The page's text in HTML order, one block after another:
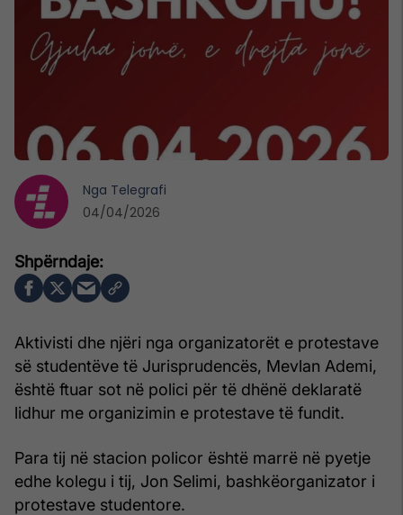
Aktivisti dhe njëri nga organizatorët e protestave
së studentëve të Jurisprudencës, Mevlan Ademi,
është ftuar sot në polici për të dhënë deklaratë
lidhur me organizimin e protestave të fundit.
Para tij në stacion policor është marrë në pyetje
edhe kolegu i tij, Jon Selimi, bashkëorganizator i
protestave studentore.
Nga Telegrafi
04/04/2026